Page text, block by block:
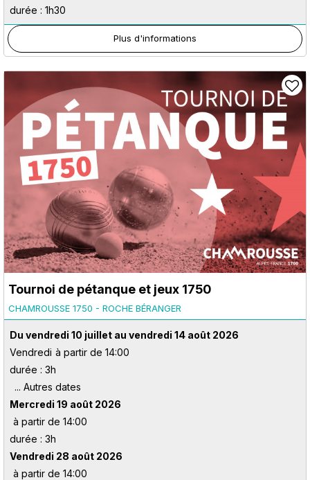
durée : 1h30
Plus d'informations
Tournoi de pétanque et jeux 1750
CHAMROUSSE 1750 - ROCHE BÉRANGER
Du vendredi 10 juillet au vendredi 14 août 2026
Vendredi à partir de 14:00
durée : 3h
Mercredi 19 août 2026
à partir de 14:00
durée : 3h
Vendredi 28 août 2026
à partir de 14:00